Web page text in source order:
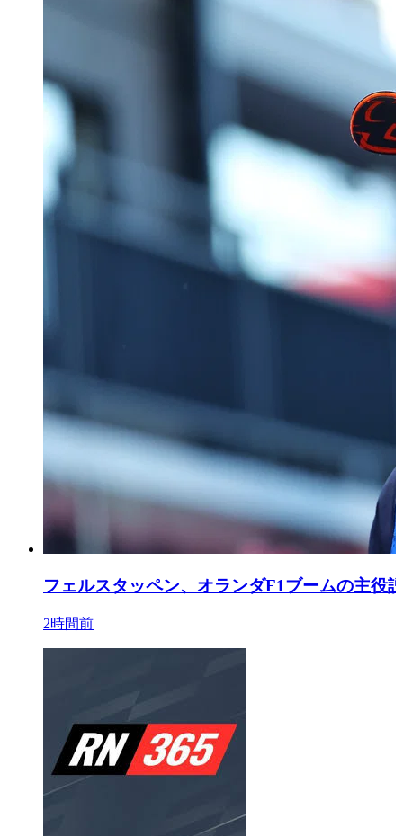
フェルスタッペン、オランダF1ブームの主役
2時間前